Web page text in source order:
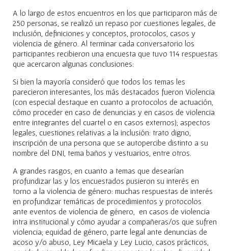
A lo largo de estos encuentros en los que participaron más de
250 personas, se realizó un repaso por cuestiones legales, de
inclusión, definiciones y conceptos, protocolos, casos y
violencia de género. Al terminar cada conversatorio los
participantes recibieron una encuesta que tuvo 114 respuestas
que acercaron algunas conclusiones:
Si bien la mayoría consideró que todos los temas les
parecieron interesantes, los más destacados fueron Violencia
(con especial destaque en cuanto a protocolos de actuación,
cómo proceder en caso de denuncias y en casos de violencia
entre integrantes del cuartel o en casos externos); aspectos
legales, cuestiones relativas a la inclusión: trato digno,
inscripción de una persona que se autopercibe distinto a su
nombre del DNI, tema baños y vestuarios, entre otros.
A grandes rasgos, en cuanto a temas que desearían
profundizar las y los encuestados pusieron su interés en
torno a la violencia de género: muchas respuestas de interés
en profundizar temáticas de procedimientos y protocolos
ante eventos de violencia de género, en casos de violencia
intra institucional y cómo ayudar a compañeras/os que sufren
violencia; equidad de género, parte legal ante denuncias de
acoso y/o abuso, Ley Micaela y Ley Lucio, casos prácticos,